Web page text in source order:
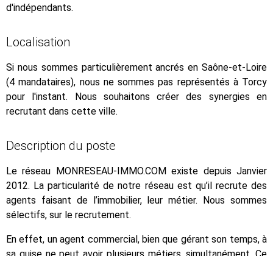
d'indépendants.
Localisation
Si nous sommes particulièrement ancrés en Saône-et-Loire
(4 mandataires), nous ne sommes pas représentés à Torcy
pour l'instant. Nous souhaitons créer des synergies en
recrutant dans cette ville.
Description du poste
Le réseau MONRESEAU-IMMO.COM existe depuis Janvier
2012. La particularité de notre réseau est qu’il recrute des
agents faisant de l’immobilier, leur métier. Nous sommes
sélectifs, sur le recrutement.
En effet, un agent commercial, bien que gérant son temps, à